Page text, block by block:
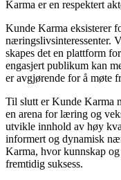
Karma er en respektert
Kunde Karma eksisterer
næringslivsinteressenter.
skapes det en plattform
engasjert publikum kan
er avgjørende for å møte
Til slutt er Kunde Karma
en arena for læring og
utvikle innhold av høy
informert og dynamisk
Karma, hvor kunnskap
fremtidig suksess.